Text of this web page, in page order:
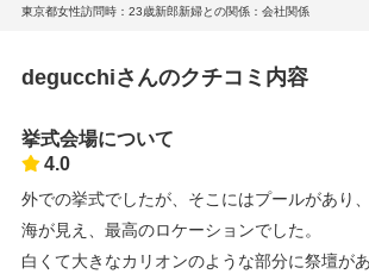
東京都女性訪問時：23歳新郎新婦との関係：会社関係
degucchiさんのクチコミ内容
挙式会場について
4.0
外での挙式でしたが、そこにはプールがあり
海が見え、最高のロケーションでした。
白くて大きなカリオンのような部分に祭壇が